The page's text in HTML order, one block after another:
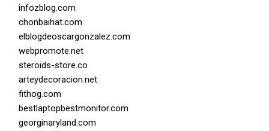
infozblog.com
chonbaihat.com
elblogdeoscargonzalez.com
webpromote.net
steroids-store.co
arteydecoracion.net
fithog.com
bestlaptopbestmonitor.com
georginaryland.com